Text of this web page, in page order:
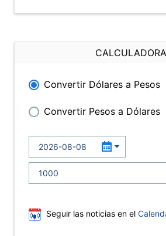
CALCULADORA
Convertir Dólares a Pesos
Convertir Pesos a Dólares
Seguir las noticias en el